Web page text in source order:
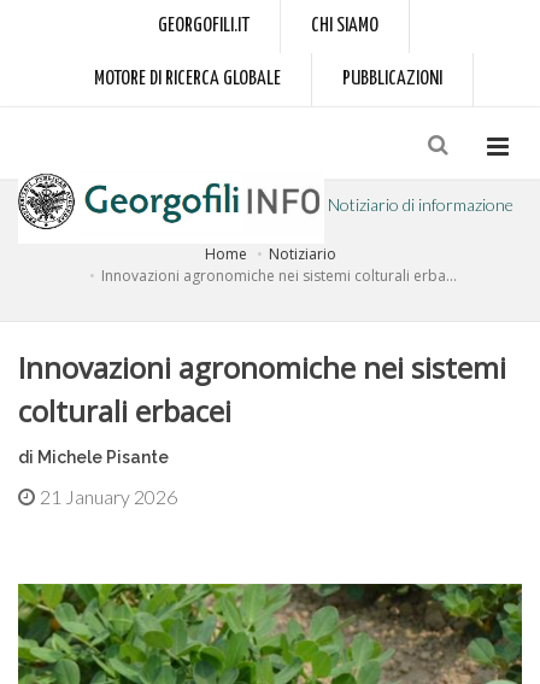
GEORGOFILI.IT CHI SIAMO
MOTORE DI RICERCA GLOBALE PUBBLICAZIONI
Notiziario di informazione
a cura dell'Accademia dei Georgofili
Home
Notiziario
Innovazioni agronomiche nei sistemi colturali erba...
Innovazioni agronomiche nei sistemi
colturali erbacei
di Michele Pisante
21 January 2026